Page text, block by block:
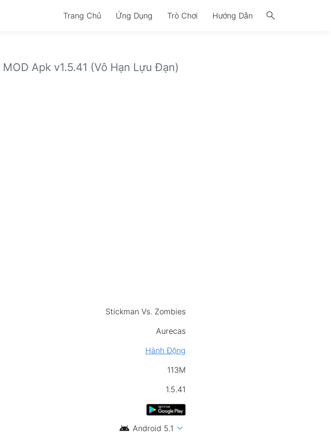
search
Trang Chủ Ứng Dụng Trò Chơi Hướng Dẫn
MOD Apk v1.5.41 (Vô Hạn Lựu Đạn)
Stickman Vs. Zombies
Aurecas
Hành Động
113M
1.5.41
android Android 5.1 expand_more